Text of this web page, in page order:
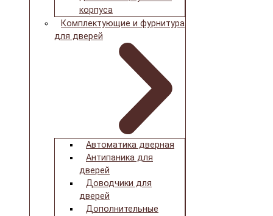
корпуса
Комплектующие и фурнитура
для дверей
Автоматика дверная
Антипаника для
дверей
Доводчики для
дверей
Дополнительные